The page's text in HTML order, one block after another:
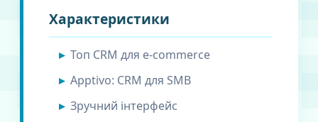
Характеристики
Топ CRM для e-commerce
Apptivo: CRM для SMB
Зручний інтерфейс